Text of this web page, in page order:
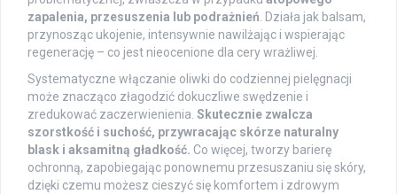
zapalenia, przesuszenia lub podrażnień. Działa jak balsam,
przynosząc ukojenie, intensywnie nawilżając i wspierając
regenerację – co jest nieocenione dla cery wrażliwej.
Systematyczne włączanie oliwki do codziennej pielęgnacji
może znacząco złagodzić dokuczliwe swędzenie i
zredukować zaczerwienienia. Skutecznie zwalcza
szorstkość i suchość, przywracając skórze naturalny
blask i aksamitną gładkość. Co więcej, tworzy barierę
ochronną, zapobiegając ponownemu przesuszaniu się skóry,
dzięki czemu możesz cieszyć się komfortem i zdrowym